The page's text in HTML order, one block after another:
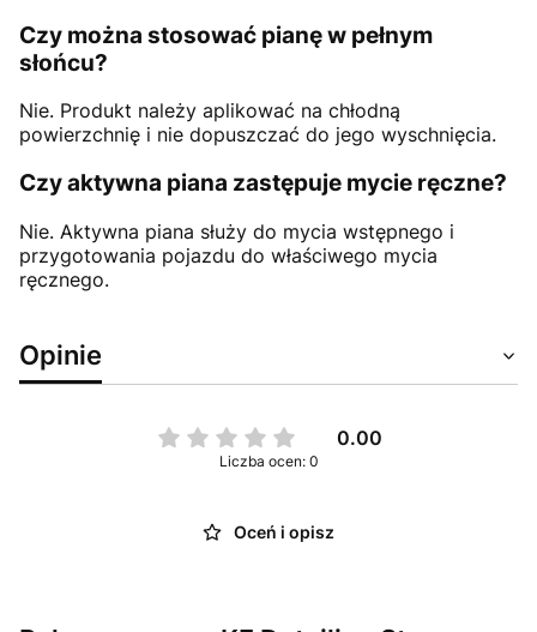
Czy można stosować pianę w pełnym
słońcu?
Nie. Produkt należy aplikować na chłodną
powierzchnię i nie dopuszczać do jego wyschnięcia.
Czy aktywna piana zastępuje mycie ręczne?
Nie. Aktywna piana służy do mycia wstępnego i
przygotowania pojazdu do właściwego mycia
ręcznego.
Opinie
0.00
Liczba ocen: 0
Oceń i opisz